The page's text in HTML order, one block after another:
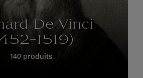
De Vinci
1519)
140 produits